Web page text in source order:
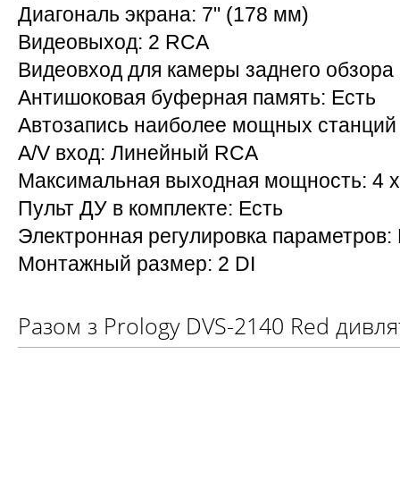
Диагональ экрана: 7" (178 мм)
Видеовыход: 2 RCA
Видеовход для камеры заднего обзора
Антишоковая буферная память: Есть
Автозапись наиболее мощных станций
A/V вход: Линейный RCA
Максимальная выходная мощность: 4
Пульт ДУ в комплекте: Есть
Электронная регулировка параметров:
Монтажный размер: 2 DI
Разом з Prology DVS-2140 Red